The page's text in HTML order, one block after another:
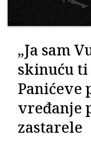
„Ja sam
skinuću
Panićeve
vređanje
zastarele